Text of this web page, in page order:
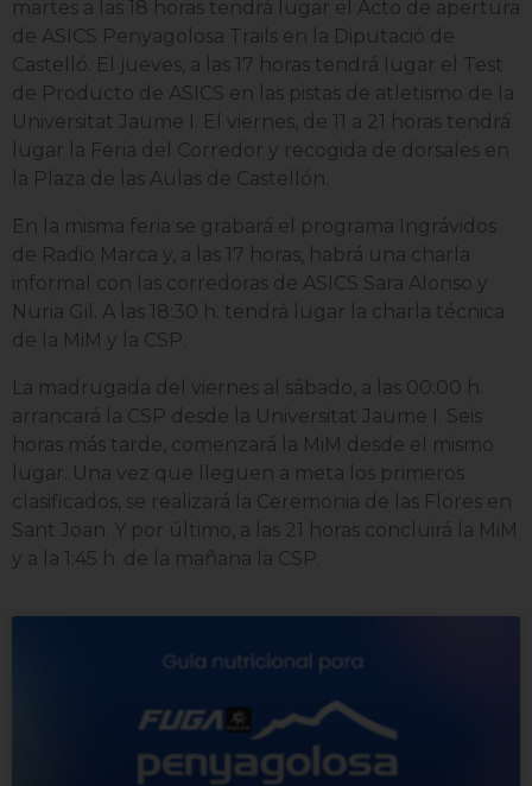
martes a las 18 horas tendrá lugar el Acto de apertura
de ASICS Penyagolosa Trails en la Diputació de
Castelló. El jueves, a las 17 horas tendrá lugar el Test
de Producto de ASICS en las pistas de atletismo de la
Universitat Jaume I. El viernes, de 11 a 21 horas tendrá
lugar la Feria del Corredor y recogida de dorsales en
la Plaza de las Aulas de Castellón.
En la misma feria se grabará el programa Ingrávidos
de Radio Marca y, a las 17 horas, habrá una charla
informal con las corredoras de ASICS Sara Alonso y
Nuria Gil. A las 18:30 h. tendrá lugar la charla técnica
de la MiM y la CSP.
La madrugada del viernes al sábado, a las 00:00 h.
arrancará la CSP desde la Universitat Jaume I. Seis
horas más tarde, comenzará la MiM desde el mismo
lugar. Una vez que lleguen a meta los primeros
clasificados, se realizará la Ceremonia de las Flores en
Sant Joan. Y por último, a las 21 horas concluirá la MiM
y a la 1:45 h. de la mañana la CSP.